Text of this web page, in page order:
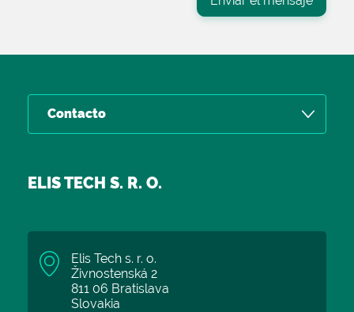
Contacto
ELIS TECH S. R. O.
Elis Tech s. r. o.
Živnostenská 2
811 06 Bratislava
Slovakia